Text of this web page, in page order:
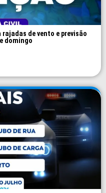
de vento e previsão
domingo